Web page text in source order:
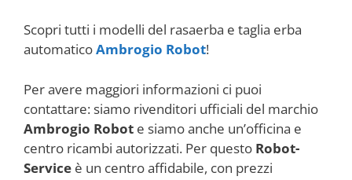
Scopri tutti i modelli del rasaerba e taglia erba
automaticoAmbrogio Robot!
Per avere maggiori informazioni ci puoi
contattare: siamo rivenditori ufficiali del marchio
Ambrogio Robot e siamo anche un’officina e
centro ricambi autorizzati. Per questo Robot-
Service è un centro affidabile, con prezzi